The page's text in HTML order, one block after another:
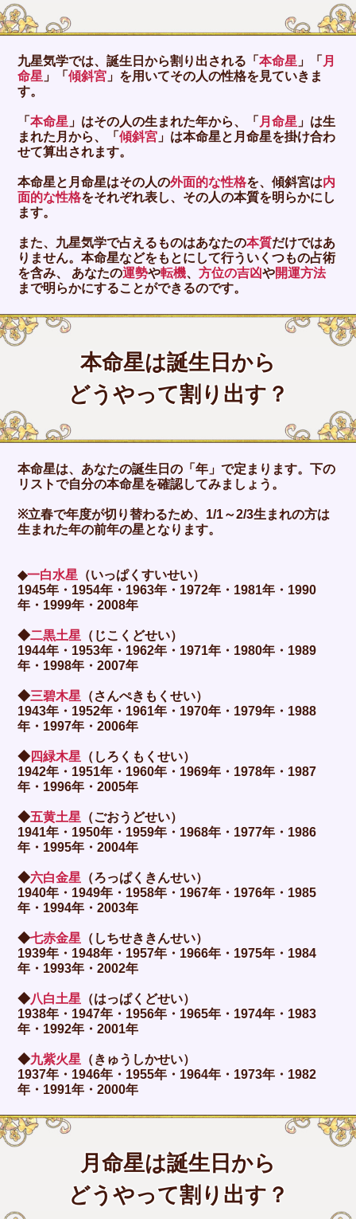
九星気学では、誕生日から割り出される「本命星 」「 月
命星 」「傾斜宮 」を用いてその人の性格を見ていきま
す。
「本命星 」はその人の生まれた年から、「 月命星 」は生
まれた月から、「傾斜宮 」は本命星と月命星を掛け合わ
せて算出されます。
本命星と月命星はその人の外面的な性格を、傾斜宮は内
面的な性格をそれぞれ表し、その人の本質を明らかにし
ます。
また、九星気学で占えるものはあなたの本質だけではあ
りません。本命星などをもとにして行ういくつもの占術
を含み、 あなたの運勢や転機、方位の吉凶や開運方法
まで明らかにすることができるのです。
本命星は誕生日から
どうやって割り出す？
本命星は、あなたの誕生日の「年」で定まります。下の
リストで自分の本命星を確認してみましょう。
※立春で年度が切り替わるため、1/1～2/3生まれの方は
生まれた年の前年の星となります。
◆一白水星 （いっぱくすいせい）
1945年・1954年・1963年・1972年・1981年・1990
年・1999年・2008年
◆二黒土星 （じこくどせい）
1944年・1953年・1962年・1971年・1980年・1989
年・1998年・2007年
◆三碧木星 （さんぺきもくせい）
1943年・1952年・1961年・1970年・1979年・1988
年・1997年・2006年
◆四緑木星 （しろくもくせい）
1942年・1951年・1960年・1969年・1978年・1987
年・1996年・2005年
◆五黄土星 （ごおうどせい）
1941年・1950年・1959年・1968年・1977年・1986
年・1995年・2004年
◆六白金星 （ろっぱくきんせい）
1940年・1949年・1958年・1967年・1976年・1985
年・1994年・2003年
◆七赤金星 （しちせききんせい）
1939年・1948年・1957年・1966年・1975年・1984
年・1993年・2002年
◆八白土星 （はっぱくどせい）
1938年・1947年・1956年・1965年・1974年・1983
年・1992年・2001年
◆九紫火星 （きゅうしかせい）
1937年・1946年・1955年・1964年・1973年・1982
年・1991年・2000年
月命星は誕生日から
どうやって割り出す？